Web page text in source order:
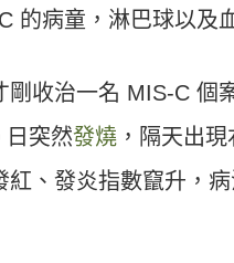
的病童，淋巴球以及
剛收治一名 MIS-C 個
突然發燒 ，隔天出
紅、發炎指數竄升，